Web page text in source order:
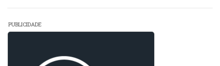
PUBLICIDADE